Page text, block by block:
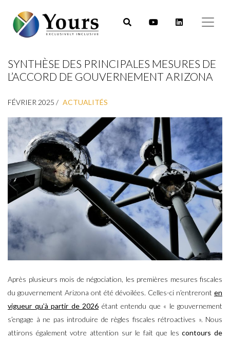
SYNTHÈSE DES PRINCIPALES MESURES DE
L’ACCORD DE GOUVERNEMENT ARIZONA
FÉVRIER 2025 / ACTUALITÉS
Après plusieurs mois de négociation, les premières mesures fiscales
du gouvernement Arizona ont été dévoilées. Celles-ci n’entreront en
vigueur qu’à partir de 2026 étant entendu que « le gouvernement
s’engage à ne pas introduire de règles fiscales rétroactives ». Nous
attirons également votre attention sur le fait que lescontours de